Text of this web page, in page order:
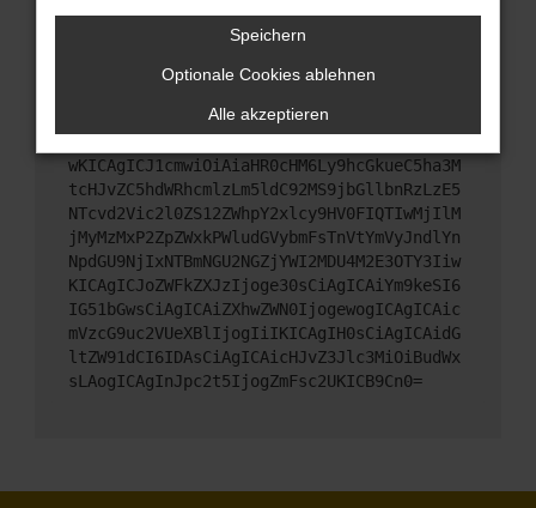
das Problem zu beheben. Du kannst uns diesen
Text schicken, um uns bei der Fehlersuche zu
unterstützen:
ewogICJuYW1lIjogIk5ldHdvcmtFcnJvciIsCiAgI
mNvbmZpZyI6IHsKICAgICJtZXRob2QiOiAiR0VUIi
wKICAgICJ1cmwiOiAiaHR0cHM6Ly9hcGkueC5ha3M
tcHJvZC5hdWRhcmlzLm5ldC92MS9jbGllbnRzLzE5
NTcvd2Vic2l0ZS12ZWhpY2xlcy9HV0FIQTIwMjIlM
jMyMzMxP2ZpZWxkPWludGVybmFsTnVtYmVyJndlYn
NpdGU9NjIxNTBmNGU2NGZjYWI2MDU4M2E3OTY3Iiw
KICAgICJoZWFkZXJzIjoge30sCiAgICAiYm9keSI6
IG51bGwsCiAgICAiZXhwZWN0IjogewogICAgICAic
mVzcG9uc2VUeXBlIjogIiIKICAgIH0sCiAgICAidG
ltZW91dCI6IDAsCiAgICAicHJvZ3Jlc3MiOiBudWx
sLAogICAgInJpc2t5IjogZmFsc2UKICB9Cn0=
Speichern
Optionale Cookies ablehnen
Alle akzeptieren